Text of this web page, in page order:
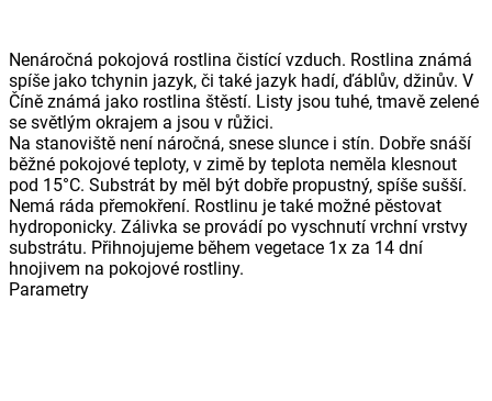
Nenáročná pokojová rostlina čistící vzduch. Rostlina známá
spíše jako tchynin jazyk, či také jazyk hadí, ďáblův, džinův. V
Číně známá jako rostlina štěstí. Listy jsou tuhé, tmavě zelené
se světlým okrajem a jsou v růžici.
Na stanoviště není náročná, snese slunce i stín. Dobře snáší
běžné pokojové teploty, v zimě by teplota neměla klesnout
pod 15°C. Substrát by měl být dobře propustný, spíše sušší.
Nemá ráda přemokření. Rostlinu je také možné pěstovat
hydroponicky. Zálivka se provádí po vyschnutí vrchní vrstvy
substrátu. Přihnojujeme během vegetace 1x za 14 dní
hnojivem na pokojové rostliny.
Parametry